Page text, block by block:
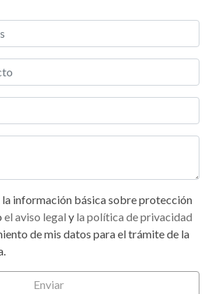
el aviso legal y la política de privacidad
de mis datos para el trámite de la
Enviar